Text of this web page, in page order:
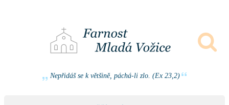
Nepřidáš se k většině, páchá-li zlo. (Ex 23,2)